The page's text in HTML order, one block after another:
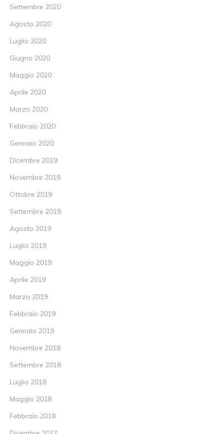
Settembre 2020
Agosto 2020
Luglio 2020
Giugno 2020
Maggio 2020
Aprile 2020
Marzo 2020
Febbraio 2020
Gennaio 2020
Dicembre 2019
Novembre 2019
Ottobre 2019
Settembre 2019
Agosto 2019
Luglio 2019
Maggio 2019
Aprile 2019
Marzo 2019
Febbraio 2019
Gennaio 2019
Novembre 2018
Settembre 2018
Luglio 2018
Maggio 2018
Febbraio 2018